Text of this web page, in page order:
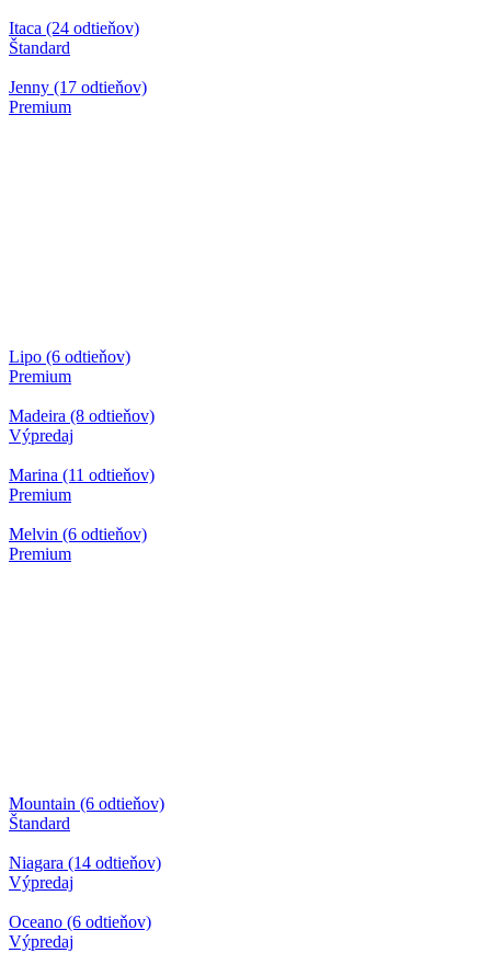
Itaca (24 odtieňov)
Štandard
Jenny (17 odtieňov)
Premium
Lipo (6 odtieňov)
Premium
Madeira (8 odtieňov)
Výpredaj
Marina (11 odtieňov)
Premium
Melvin (6 odtieňov)
Premium
Mountain (6 odtieňov)
Štandard
Niagara (14 odtieňov)
Výpredaj
Oceano (6 odtieňov)
Výpredaj